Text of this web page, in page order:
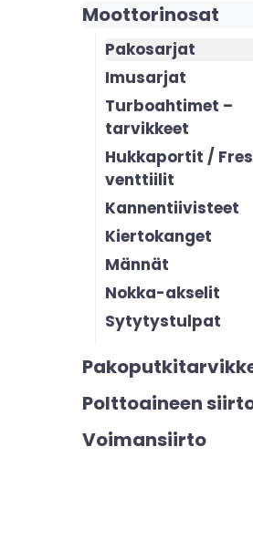
Moottorinosat
Pakosarjat
Imusarjat
Turboahtimet –
tarvikkeet
Hukkaportit /
venttiilit
Kannentiivisteet
Kiertokanget
Männät
Nokka-akselit
Sytytystulpat
Polttoaineen
Voimansiirto